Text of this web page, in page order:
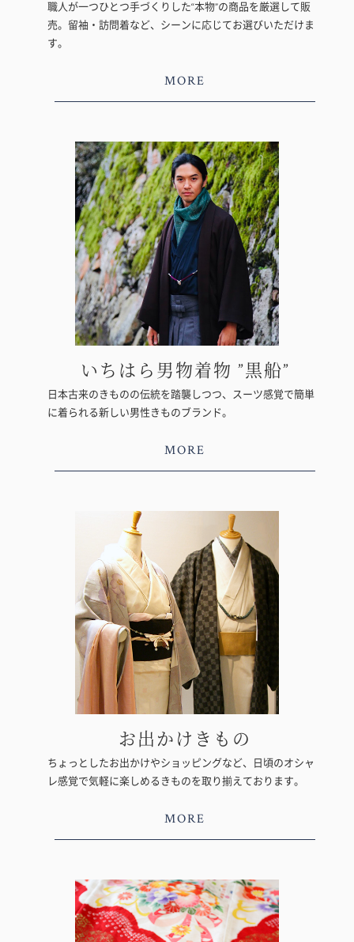
職人が一つひとつ手づくりした“本物”の商品を厳選して販
売。留袖・訪問着など、シーンに応じてお選びいただけま
す。
MORE
いちはら男物着物 ”黒船”
日本古来のきものの伝統を踏襲しつつ、スーツ感覚で簡単
に着られる新しい男性きものブランド。
MORE
お出かけきもの
ちょっとしたお出かけやショッピングなど、日頃のオシャ
レ感覚で気軽に楽しめるきものを取り揃えております。
MORE